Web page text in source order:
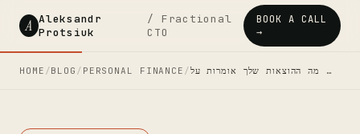
A Aleksandr
Protsiuk
/ Fractional
CTO
BOOK A CALL
→
HOME /BLOG / PERSONAL FINANCE / מה ההוצאות שלך אומרות על …